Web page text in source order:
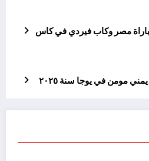
مصر وكاب فيردي في كاس